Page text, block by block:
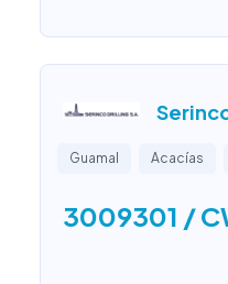
Guamal Acacías
3009301 /